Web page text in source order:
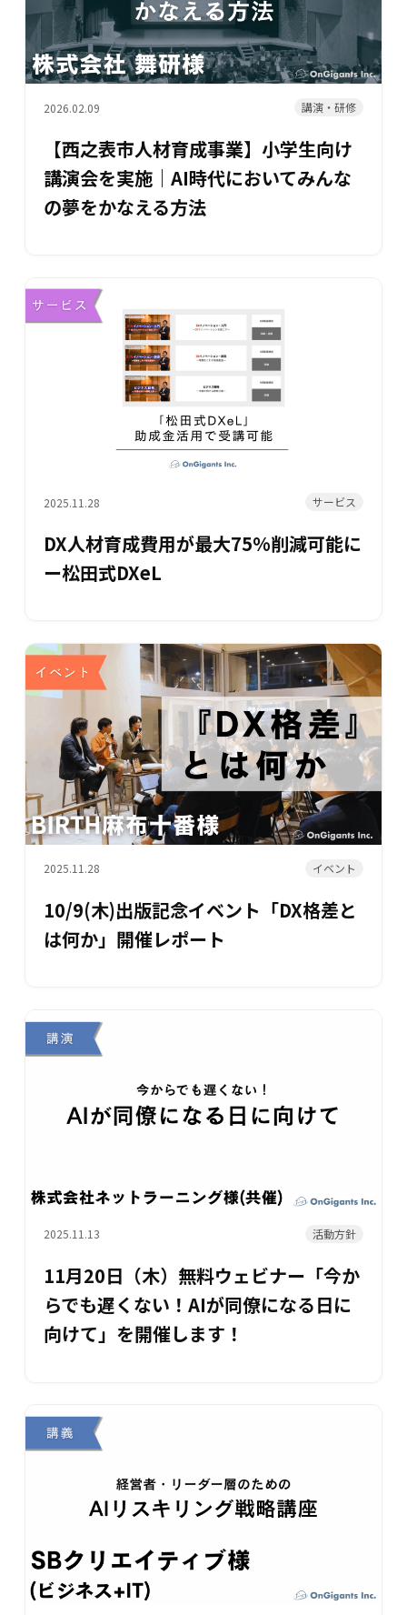
2026.02.09 講演・研修
【西之表市人材育成事業】小学生向け
講演会を実施｜AI時代においてみんな
の夢をかなえる方法
2025.11.28 サービス
DX人材育成費用が最大75%削減可能に
ー松田式DXeL
2025.11.28 イベント
10/9(木)出版記念イベント「DX格差と
は何か」開催レポート
2025.11.13 活動方針
11月20日（木）無料ウェビナー「今か
らでも遅くない！AIが同僚になる日に
向けて」を開催します！